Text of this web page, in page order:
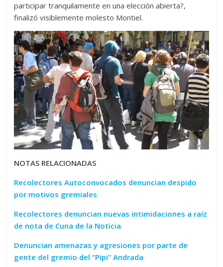
participar tranquilamente en una elección abierta?,
finalizó visiblemente molesto Montiel.
NOTAS RELACIONADAS
Recolectores Autoconvocados denuncian despido
por motivos gremiales
Recolectores denuncian nuevas intimidaciones a raíz
de nota de Cuna de la Noticia
Denuncian amenazas y agresiones por parte de
gente del gremio del “Pipi” Andrada